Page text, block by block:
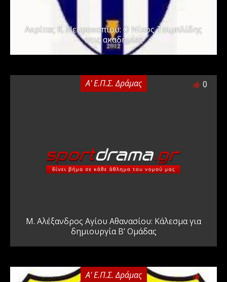
Ακρίτας Κ. Νευροκοπίου: Ο Νίκος Τσιμπλίδης
στις ακαδημίες
Α' Ε.Π.Σ. Δράμας 0
Μ. Αλέξανδρος Αγίου Αθανασίου: Κάλεσμα για
δημιουργία Β’ Ομάδας
Α' Ε.Π.Σ. Δράμας 0